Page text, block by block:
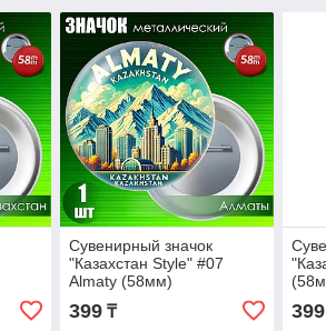
Сувенирный значок
"Казахстан Style" #07
Almaty (58мм)
399₸ 399